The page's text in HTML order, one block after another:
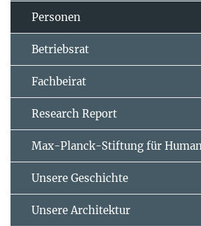
Personen
Betriebsrat
Fachbeirat
Research Report
Max-Planck-Stiftung für
Unsere Geschichte
Unsere Architektur